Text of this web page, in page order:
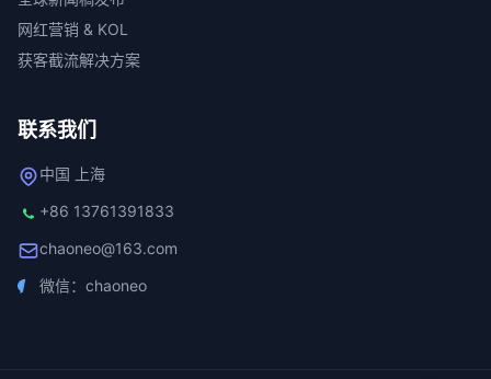
网红营销 & KOL
获客截流解决方案
联系我们
中国 上海
+86 13761391833
chaoneo@163.com
微信：chaoneo